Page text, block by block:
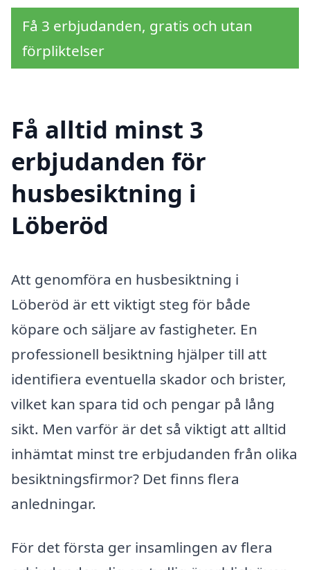
Få 3 erbjudanden, gratis och utan
förpliktelser
Få alltid minst 3
erbjudanden för
husbesiktning i
Löberöd
Att genomföra en husbesiktning i
Löberöd är ett viktigt steg för både
köpare och säljare av fastigheter. En
professionell besiktning hjälper till att
identifiera eventuella skador och brister,
vilket kan spara tid och pengar på lång
sikt. Men varför är det så viktigt att alltid
inhämtat minst tre erbjudanden från olika
besiktningsfirmor? Det finns flera
anledningar.
För det första ger insamlingen av flera